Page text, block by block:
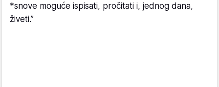
*snove moguće ispisati, pročitati i, jednog dana,
živeti.”